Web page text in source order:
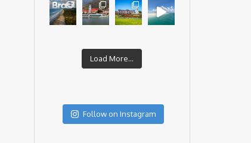
Load More...
Follow on Instagram